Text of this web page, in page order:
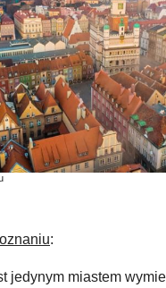
:
jedynym miastem